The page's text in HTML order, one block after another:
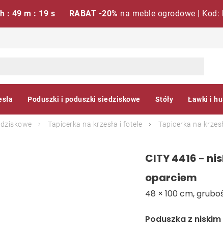
: 49 m : 18 s RABAT -20% na meble ogrodowe | Kod:
Poduszki i poduszki siedziskowe Stóły Ławki i
Tapicerka na krzesła i fotele Tapicerka na
CITY 4416 -
oparciem
48 × 100 cm,
Poduszka z